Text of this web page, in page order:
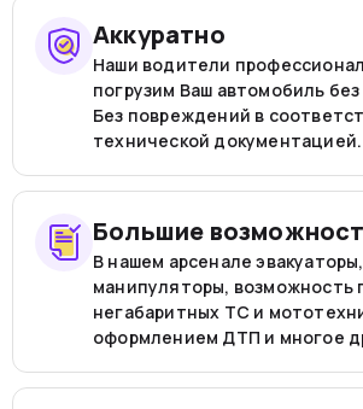
Аккуратно
Наши водители
погрузим Ваш автомобиль
Без повреждений в
технической документацией.
Большие
В нашем арсенале эвакуаторы,
манипуляторы, возможность
негабаритных ТС и
оформлением ДТП и многое